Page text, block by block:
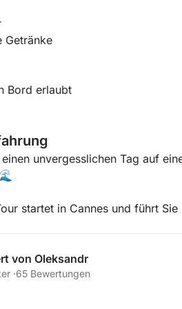
Getränke
Bord erlaubt
unvergesslichen Tag auf
startet in Cannes und führt
der Milliardäre in Cap
und unglaubliche Ausblicke.
von Oleksandr
·65 Bewertungen